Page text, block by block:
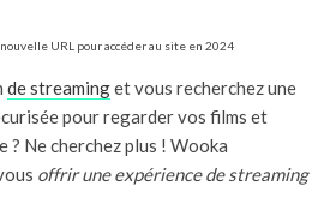
URL pour accéder au site en 2024
de streaminget vous recherchez une
pour regarder vos films et
? Ne cherchez plus ! Wooka
offrir une expérience de streaming